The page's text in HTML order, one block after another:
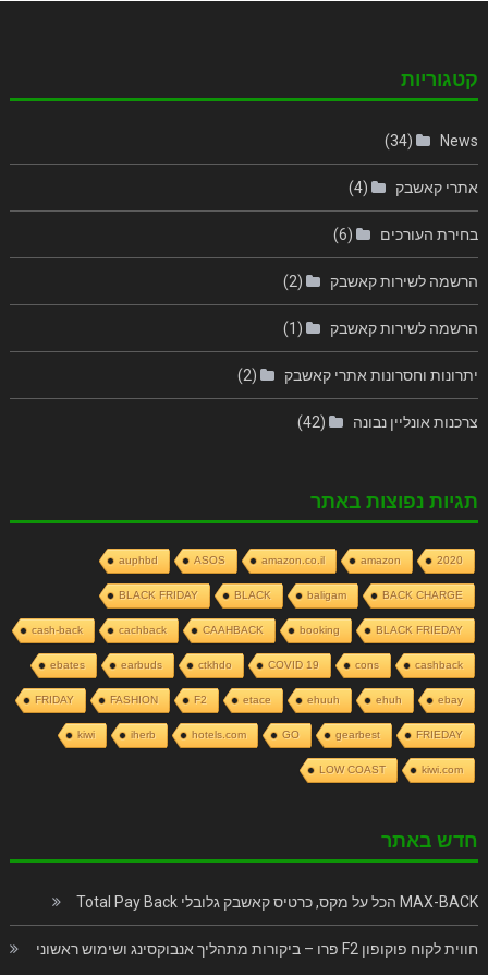
קטגוריות
News
(34)
אתרי קאשבק (4)
בחירת העורכים (6)
הרשמה לשירות קאשבק (2)
הרשמה לשירות קאשבק (1)
יתרונות וחסרונות אתרי קאשבק (2)
צרכנות אונליין נבונה (42)
תגיות נפוצות באתר
2020
amazon
amazon.co.il
ASOS
auphbd
BACK CHARGE
baligam
BLACK
BLACK FRIDAY
BLACK FRIEDAY
booking
CAAHBACK
cachback
cash-back
cashback
cons
COVID 19
ctkhdo
earbuds
ebates
ebay
ehuh
ehuuh
etace
F2
FASHION
FRIDAY
FRIEDAY
gearbest
GO
hotels.com
iherb
kiwi
kiwi.com
LOW COAST
חדש באתר
MAX-BACK הכל על מקס, כרטיס קאשבק גלובלי Total Pay Back
חווית לקוח פוקופון F2 פרו – ביקורות מתהליך אנבוקסינג ושימוש ראשוני